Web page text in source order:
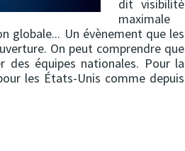
dit visibilité
maximale
globale... Un évènement que les
On peut comprendre que
des équipes nationales. Pour la
les États-Unis comme depuis